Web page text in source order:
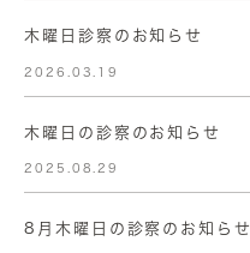
木曜日診察のお知らせ
2026.03.19
木曜日の診察のお知らせ
2025.08.29
8月木曜日の診察のお知らせ